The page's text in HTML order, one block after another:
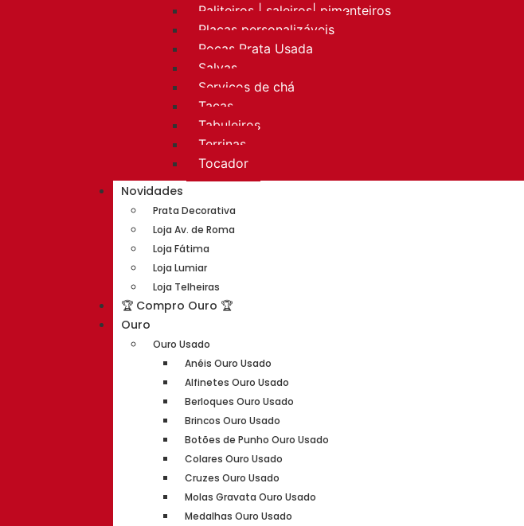
Paliteiros | saleiros| pimenteiros
Placas personalizáveis
Rocas Prata Usada
Salvas
Serviços de chá
Taças
Tabuleiros
Terrinas
Tocador
Novidades
Prata Decorativa
Loja Av. de Roma
Loja Fátima
Loja Lumiar
Loja Telheiras
🏆 Compro Ouro 🏆
Ouro
Ouro Usado
Anéis Ouro Usado
Alfinetes Ouro Usado
Berloques Ouro Usado
Brincos Ouro Usado
Botões de Punho Ouro Usado
Colares Ouro Usado
Cruzes Ouro Usado
Molas Gravata Ouro Usado
Medalhas Ouro Usado